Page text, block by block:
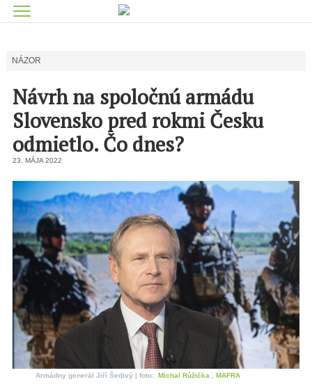
NÁZOR
Návrh na spoločnú armádu
Slovensko pred rokmi Česku
odmietlo. Čo dnes?
23. MÁJA 2022
Armádny generál Jiří Šedivý | foto: Michal Růžička MAFRA